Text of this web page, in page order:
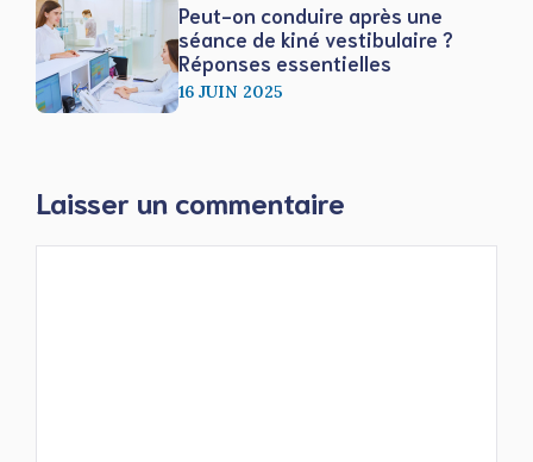
Peut-on conduire après une
séance de kiné vestibulaire ?
Réponses essentielles
16 JUIN 2025
Laisser un commentaire